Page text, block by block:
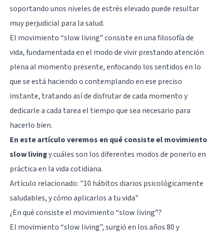
soportando unos niveles de estrés elevado puede resultar
muy perjudicial para la salud.
El movimiento “slow living” consiste en una filosofía de
vida, fundamentada en el modo de vivir prestando atención
plena al momento presente, enfocando los sentidos en lo
que se está haciendo o contemplando en ese preciso
instante, tratando así de disfrutar de cada momento y
dedicarle a cada tarea el tiempo que sea necesario para
hacerlo bien.
En este artículo veremos en qué consiste el movimiento
slow livingy cuáles son los diferentes modos de ponerlo en
práctica en la vida cotidiana.
Artículo relacionado: "10 hábitos diarios psicológicamente
saludables, y cómo aplicarlos a tu vida"
¿En qué consiste el movimiento “slow living”?
El movimiento “slow living”, surgió en los años 80 y